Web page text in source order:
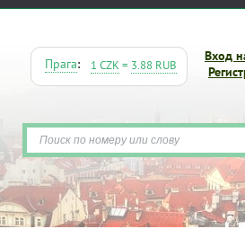
Вход
Прага: 1 CZK= 3.88 RUB